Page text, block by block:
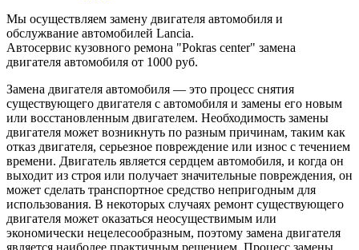
Мы осуществляем замену двигателя автомобиля и
обслужвание автомобилей Lancia.
Автосервис кузовного ремона "Pokras center" замена
двигателя автомобиля от 1000 руб.
Замена двигателя автомобиля — это процесс снятия
существующего двигателя с автомобиля и замены его новым
или восстановленным двигателем. Необходимость замены
двигателя может возникнуть по разным причинам, таким как
отказ двигателя, серьезное повреждение или износ с течением
времени. Двигатель является сердцем автомобиля, и когда он
выходит из строя или получает значительные повреждения, он
может сделать транспортное средство непригодным для
использования. В некоторых случаях ремонт существующего
двигателя может оказаться неосуществимым или
экономически нецелесообразным, поэтому замена двигателя